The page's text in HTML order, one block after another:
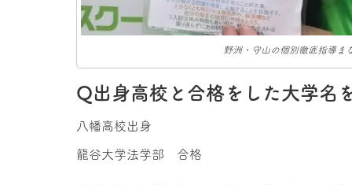
野洲・守山の個別徹底指導
Q出身高校と合格をした大学名
八幡高校出身
龍谷大学法学部 合格